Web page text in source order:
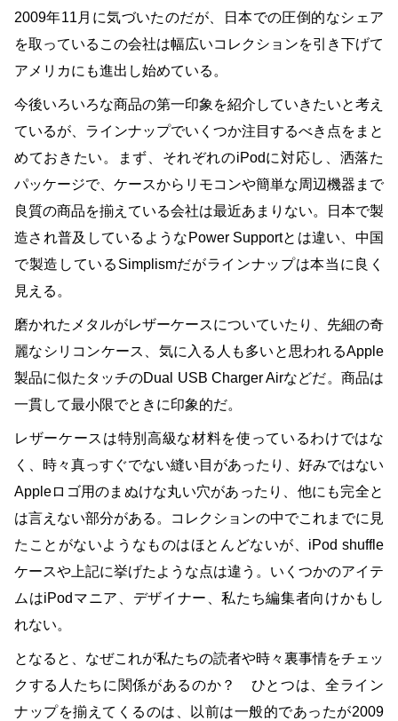
2009年11月に気づいたのだが、日本での圧倒的なシェア
を取っているこの会社は幅広いコレクションを引き下げて
アメリカにも進出し始めている。
今後いろいろな商品の第一印象を紹介していきたいと考え
ているが、ラインナップでいくつか注目するべき点をまと
めておきたい。まず、それぞれのiPodに対応し、洒落た
パッケージで、ケースからリモコンや簡単な周辺機器まで
良質の商品を揃えている会社は最近あまりない。日本で製
造され普及しているようなPower Supportとは違い、中国
で製造しているSimplismだがラインナップは本当に良く
見える。
磨かれたメタルがレザーケースについていたり、先細の奇
麗なシリコンケース、気に入る人も多いと思われるApple
製品に似たタッチのDual USB Charger Airなどだ。商品は
一貫して最小限でときに印象的だ。
レザーケースは特別高級な材料を使っているわけではな
く、時々真っすぐでない縫い目があったり、好みではない
Appleロゴ用のまぬけな丸い穴があったり、他にも完全と
は言えない部分がある。コレクションの中でこれまでに見
たことがないようなものはほとんどないが、iPod shuffle
ケースや上記に挙げたような点は違う。いくつかのアイテ
ムはiPodマニア、デザイナー、私たち編集者向けかもし
れない。
となると、なぜこれが私たちの読者や時々裏事情をチェッ
クする人たちに関係があるのか？ ひとつは、全ライン
ナップを揃えてくるのは、以前は一般的であったが2009